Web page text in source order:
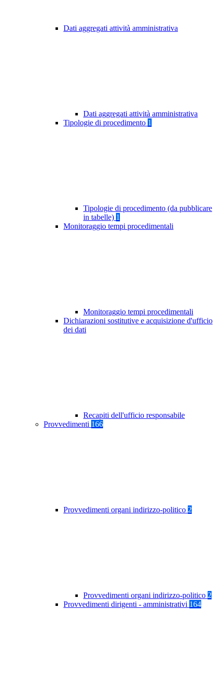
Dati aggregati attività amministrativa
Dati aggregati attività amministrativa
Tipologie di procedimento 1
Tipologie di procedimento (da pubblicare
in tabelle) 1
Monitoraggio tempi procedimentali
Monitoraggio tempi procedimentali
Dichiarazioni sostitutive e acquisizione d'ufficio
dei dati
Recapiti dell'ufficio responsabile
Provvedimenti 166
Provvedimenti organi indirizzo-politico 2
Provvedimenti organi indirizzo-politico 2
Provvedimenti dirigenti - amministrativi 164